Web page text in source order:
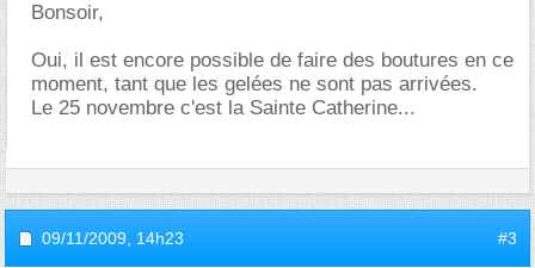
Bonsoir,
Oui, il est encore possible de faire des boutures en ce
moment, tant que les gelées ne sont pas arrivées.
Le 25 novembre c'est la Sainte Catherine...
09/11/2009, 14h23 #3